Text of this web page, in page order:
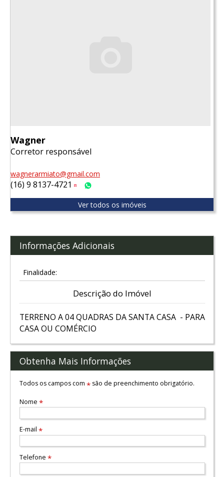
Wagner
Corretor responsável
wagnerarmiato@gmail.com
(16) 9 8137-4721 Tim
Ver todos os imóveis
Informações Adicionais
Finalidade:
Descrição do Imóvel
TERRENO A 04 QUADRAS DA SANTA CASA - PARA
CASA OU COMÉRCIO
Obtenha Mais Informações
Todos os campos com *são de preenchimento obrigatório.
Nome *
E-mail *
Telefone *